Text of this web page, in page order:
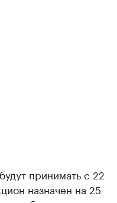
принимать с 22
назначен на 25